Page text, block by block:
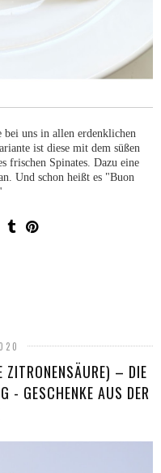
uns in allen erdenklichen
ist diese mit dem süßen
frischen Spinates. Dazu eine
Und schon heißt es "Buon
ZITRONENSÄURE) – DIE
- GESCHENKE AUS DER